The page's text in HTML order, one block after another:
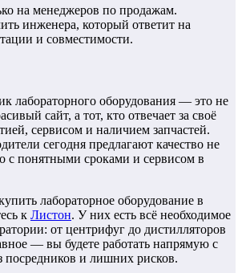
на менеджеров по продажам.
инженера, который ответит на
и совместимости.
лабораторного оборудования — это не
сайт, а тот, кто отвечает за своё
сервисом и наличием запчастей.
сегодня предлагают качество не
с понятными сроками и сервисом в
лабораторное оборудование в
к Листон. У них есть всё необходимое
от центрифуг до дистилляторов
— вы будете работать напрямую с
посредников и лишних рисков.